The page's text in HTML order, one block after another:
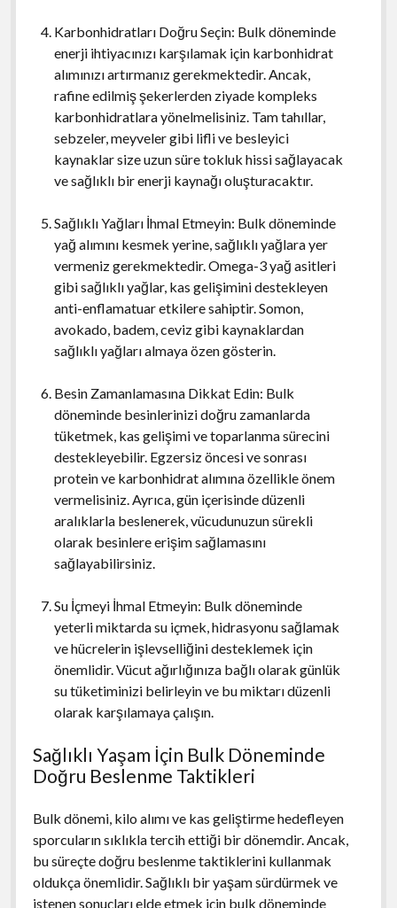
Karbonhidratları Doğru Seçin: Bulk döneminde
enerji ihtiyacınızı karşılamak için karbonhidrat
alımınızı artırmanız gerekmektedir. Ancak,
rafine edilmiş şekerlerden ziyade kompleks
karbonhidratlara yönelmelisiniz. Tam tahıllar,
sebzeler, meyveler gibi lifli ve besleyici
kaynaklar size uzun süre tokluk hissi sağlayacak
ve sağlıklı bir enerji kaynağı oluşturacaktır.
Sağlıklı Yağları İhmal Etmeyin: Bulk döneminde
yağ alımını kesmek yerine, sağlıklı yağlara yer
vermeniz gerekmektedir. Omega-3 yağ asitleri
gibi sağlıklı yağlar, kas gelişimini destekleyen
anti-enflamatuar etkilere sahiptir. Somon,
avokado, badem, ceviz gibi kaynaklardan
sağlıklı yağları almaya özen gösterin.
Besin Zamanlamasına Dikkat Edin: Bulk
döneminde besinlerinizi doğru zamanlarda
tüketmek, kas gelişimi ve toparlanma sürecini
destekleyebilir. Egzersiz öncesi ve sonrası
protein ve karbonhidrat alımına özellikle önem
vermelisiniz. Ayrıca, gün içerisinde düzenli
aralıklarla beslenerek, vücudunuzun sürekli
olarak besinlere erişim sağlamasını
sağlayabilirsiniz.
Su İçmeyi İhmal Etmeyin: Bulk döneminde
yeterli miktarda su içmek, hidrasyonu sağlamak
ve hücrelerin işlevselliğini desteklemek için
önemlidir. Vücut ağırlığınıza bağlı olarak günlük
su tüketiminizi belirleyin ve bu miktarı düzenli
olarak karşılamaya çalışın.
Sağlıklı Yaşam İçin Bulk Döneminde
Doğru Beslenme Taktikleri
Bulk dönemi, kilo alımı ve kas geliştirme hedefleyen
sporcuların sıklıkla tercih ettiği bir dönemdir. Ancak,
bu süreçte doğru beslenme taktiklerini kullanmak
oldukça önemlidir. Sağlıklı bir yaşam sürdürmek ve
istenen sonuçları elde etmek için bulk döneminde